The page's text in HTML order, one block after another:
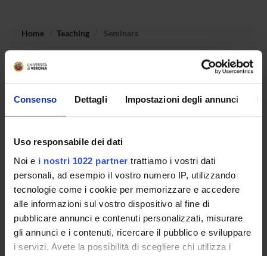
Consenso Dettagli Impostazioni degli annunci
Uso responsabile dei dati
Noi e i nostri 1022 partner trattiamo i vostri dati
personali, ad esempio il vostro numero IP, utilizzando
tecnologie come i cookie per memorizzare e accedere
alle informazioni sul vostro dispositivo al fine di
pubblicare annunci e contenuti personalizzati, misurare
gli annunci e i contenuti, ricercare il pubblico e sviluppare
i servizi. Avete la possibilità di scegliere chi utilizza i
Home Teaching Seminars
No recent seminar found relating to teaching English
linguistics LM with an introduction to Corpus Linguistics.
COURSES
PHD PROGRAMMES AND POSTGRADUATE
TRAINING
Contacts
People